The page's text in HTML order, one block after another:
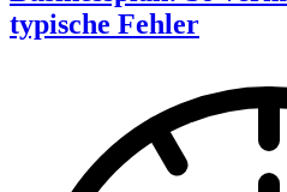
typische Fehler